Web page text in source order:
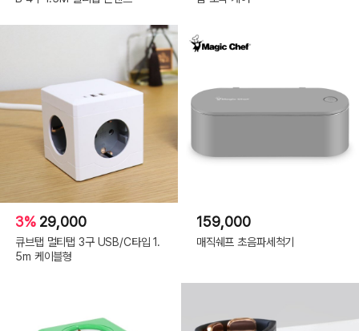
3% 29,000
큐브탭 멀티탭 3구 USB/C타입 1.
5m 케이블형
159,000
매직쉐프 초음파세척기